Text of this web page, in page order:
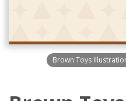
Brown Toys